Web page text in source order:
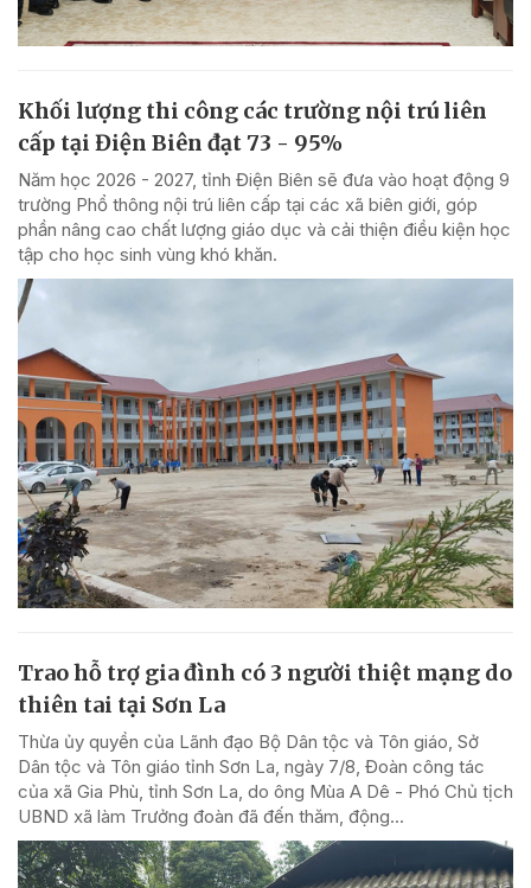
Khối lượng thi công các trường nội trú liên
cấp tại Điện Biên đạt 73 - 95%
Năm học 2026 - 2027, tỉnh Điện Biên sẽ đưa vào hoạt động 9
trường Phổ thông nội trú liên cấp tại các xã biên giới, góp
phần nâng cao chất lượng giáo dục và cải thiện điều kiện học
tập cho học sinh vùng khó khăn.
Trao hỗ trợ gia đình có 3 người thiệt mạng do
thiên tai tại Sơn La
Thừa ủy quyền của Lãnh đạo Bộ Dân tộc và Tôn giáo, Sở
Dân tộc và Tôn giáo tỉnh Sơn La, ngày 7/8, Đoàn công tác
của xã Gia Phù, tỉnh Sơn La, do ông Mùa A Dê - Phó Chủ tịch
UBND xã làm Trưởng đoàn đã đến thăm, động...